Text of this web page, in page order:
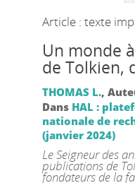
Article : texte
Un monde
de Tolkien,
THOMAS L.,
Dans HAL :
nationale de
(janvier 2024)
Le Seigneur des
publications de
fondateurs de la